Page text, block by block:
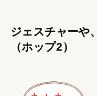
ジェスチャーや
（ホップ2）